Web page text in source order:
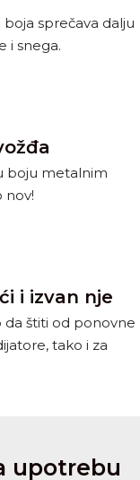
sprečava dalju
i snega.
boju metalnim
nov!
i izvan nje
da štiti od ponovne
tako i za
upotrebu